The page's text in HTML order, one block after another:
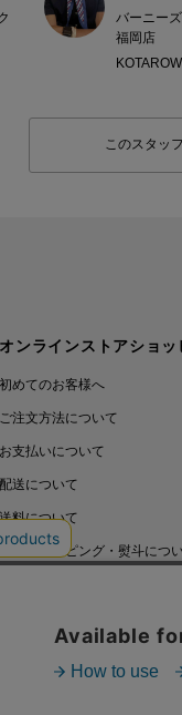
バーニー
福岡店
このスタッ
オンラインストアショッ
初めてのお客様へ
ご注文方法について
お支払いについて
配送について
送料について
ギフトラッピング・熨斗につ